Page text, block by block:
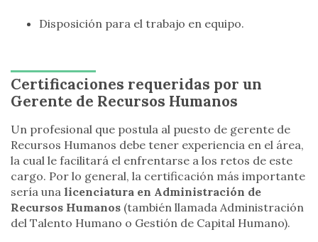
Disposición para el trabajo en equipo.
Certificaciones requeridas por un
Gerente de Recursos Humanos
Un profesional que postula al puesto de gerente de
Recursos Humanos debe tener experiencia en el área,
la cual le facilitará el enfrentarse a los retos de este
cargo. Por lo general, la certificación más importante
sería una licenciatura en Administración de
Recursos Humanos (también llamada Administración
del Talento Humano o Gestión de Capital Humano).